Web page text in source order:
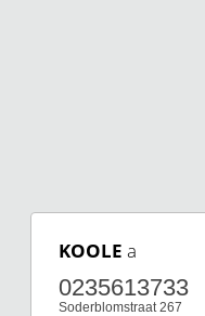
KOOLE a
0235613733
Soderblomstraat 267